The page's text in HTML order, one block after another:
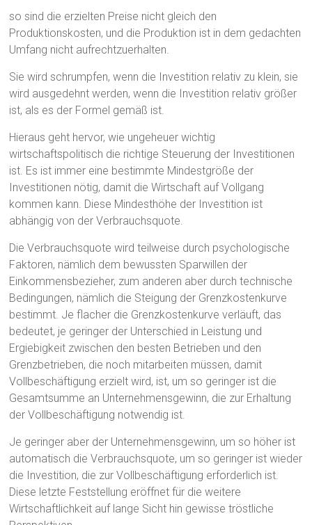
so sind die erzielten Preise nicht gleich den
Produktionskosten, und die Produktion ist in dem gedachten
Umfang nicht aufrechtzuerhalten.
Sie wird schrumpfen, wenn die Investition relativ zu klein, sie
wird ausgedehnt werden, wenn die Investition relativ größer
ist, als es der Formel gemäß ist.
Hieraus geht hervor, wie ungeheuer wichtig
wirtschaftspolitisch die richtige Steuerung der Investitionen
ist. Es ist immer eine bestimmte Mindestgröße der
Investitionen nötig, damit die Wirtschaft auf Vollgang
kommen kann. Diese Mindesthöhe der Investition ist
abhängig von der Verbrauchsquote.
Die Verbrauchsquote wird teilweise durch psychologische
Faktoren, nämlich dem bewussten Sparwillen der
Einkommensbezieher, zum anderen aber durch technische
Bedingungen, nämlich die Steigung der Grenzkostenkurve
bestimmt. Je flacher die Grenzkostenkurve verläuft, das
bedeutet, je geringer der Unterschied in Leistung und
Ergiebigkeit zwischen den besten Betrieben und den
Grenzbetrieben, die noch mitarbeiten müssen, damit
Vollbeschäftigung erzielt wird, ist, um so geringer ist die
Gesamtsumme an Unternehmensgewinn, die zur Erhaltung
der Vollbeschäftigung notwendig ist.
Je geringer aber der Unternehmensgewinn, um so höher ist
automatisch die Verbrauchsquote, um so geringer ist wieder
die Investition, die zur Vollbeschäftigung erforderlich ist.
Diese letzte Feststellung eröffnet für die weitere
Wirtschaftlichkeit auf lange Sicht hin gewisse tröstliche